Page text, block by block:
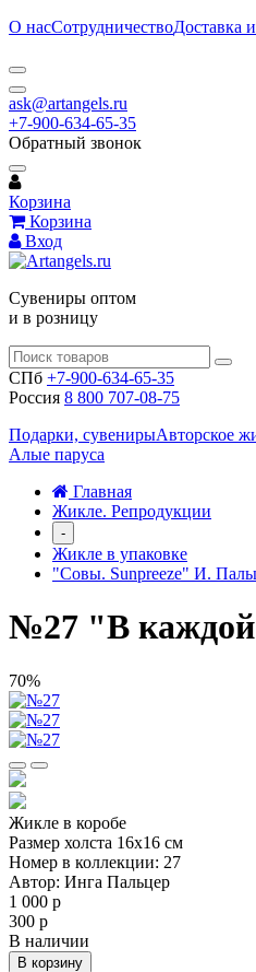
О насСотрудничествоДоставка
ask@artangels.ru
+7-900-634-65-35
Обратный звонок
Корзина
Корзина
Вход
Сувениры оптом
и в розницу
СПб +7-900-634-65-35
Россия 8 800 707-08-75
Подарки, сувенирыАвторское
Алые паруса
Главная
Жикле. Репродукции
-
Жикле в упаковке
"Совы. Sunpreeze" И.
№27 "В каждой
70%
Жикле в коробе
Размер холста 16х16 см
Номер в коллекции: 27
Автор: Инга Пальцер
1 000 р
300 р
В наличии
В корзину